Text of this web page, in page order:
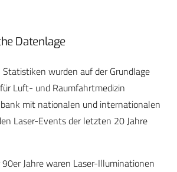
Datenlage
wurden auf der Grundlage
Luft- und Raumfahrtmedizin
mit nationalen und internationalen
Laser-Events der letzten 20 Jahre
Jahre waren Laser-Illuminationen